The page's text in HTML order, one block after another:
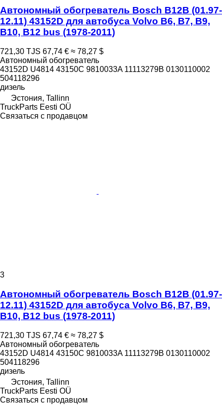
Автономный обогреватель Bosch B12B (01.97-
12.11) 43152D для автобуса Volvo B6, B7, B9,
B10, B12 bus (1978-2011)
721,30 TJS 67,74 € ≈ 78,27 $
Автономный обогреватель
43152D U4814 43150C 9810033A 11113279B 0130110002
504118296
дизель
Эстония, Tallinn
TruckParts Eesti OÜ
Связаться с продавцом
3
Автономный обогреватель Bosch B12B (01.97-
12.11) 43152D для автобуса Volvo B6, B7, B9,
B10, B12 bus (1978-2011)
721,30 TJS 67,74 € ≈ 78,27 $
Автономный обогреватель
43152D U4814 43150C 9810033A 11113279B 0130110002
504118296
дизель
Эстония, Tallinn
TruckParts Eesti OÜ
Связаться с продавцом